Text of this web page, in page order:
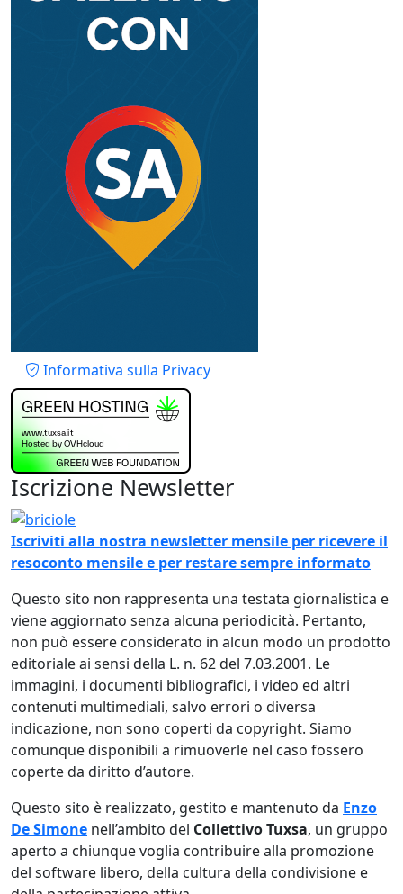
Piè di pagina
Informativa sulla Privacy
Iscrizione Newsletter
Immagine
Iscriviti alla nostra newsletter mensile per ricevere il
resoconto mensile e per restare sempre informato
Questo sito non rappresenta una testata giornalistica e
viene aggiornato senza alcuna periodicità. Pertanto,
non può essere considerato in alcun modo un prodotto
editoriale ai sensi della L. n. 62 del 7.03.2001. Le
immagini, i documenti bibliografici, i video ed altri
contenuti multimediali, salvo errori o diversa
indicazione, non sono coperti da copyright. Siamo
comunque disponibili a rimuoverle nel caso fossero
coperte da diritto d’autore.
Questo sito è realizzato, gestito e mantenuto da Enzo
De Simone nell’ambito del Collettivo Tuxsa, un gruppo
aperto a chiunque voglia contribuire alla promozione
del software libero, della cultura della condivisione e